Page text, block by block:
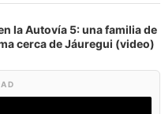
la Autovía 5: una familia de
cerca de Jáuregui (video)